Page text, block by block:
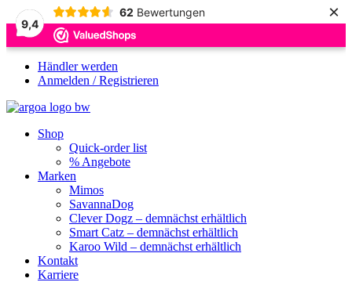
9,4
62 Bewertungen ×
Zum
Inhalt
springen
Händler werden
Anmelden / Registrieren
Shop
Quick-order list
% Angebote
Marken
Mimos
SavannaDog
Clever Dogz – demnächst erhältlich
Smart Catz – demnächst erhältlich
Karoo Wild – demnächst erhältlich
Kontakt
Karriere